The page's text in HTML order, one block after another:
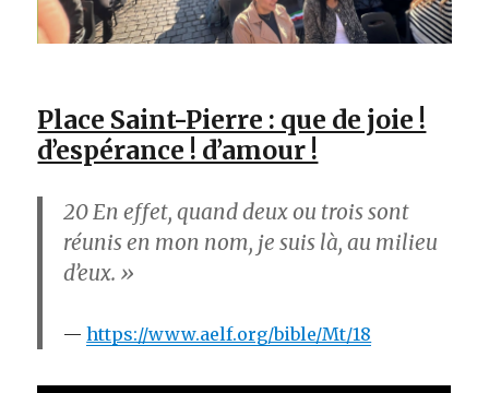
Place Saint-Pierre : que de joie !
d’espérance ! d’amour !
20En effet, quand deux ou trois sont
réunis en mon nom, je suis là, au milieu
d’eux. »
https://www.aelf.org/bible/Mt/18